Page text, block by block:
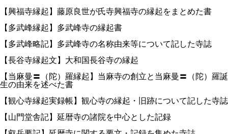
【興福寺縁起】藤原良世が氏寺興福寺の縁起をまとめた書
【多武峰縁起】多武峰寺の縁起書
【多武峰略記】多武峰寺の名称由来等について記した寺誌
【長谷寺縁起文】大和国長谷寺の縁起
【当麻曼〓（陀）羅縁起】当麻寺の創立と当麻曼〓（陀）羅誕
生の由来を述べた書
【観心寺縁起実録帳】観心寺の縁起・旧跡について記した寺誌
【山門堂舎記】延暦寺の諸院を中心とした記録